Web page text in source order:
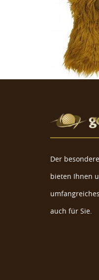
Der
bieten Ihnen
auch für Sie.